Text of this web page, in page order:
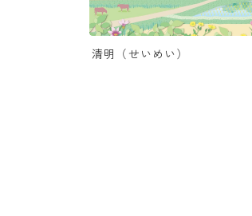
清明（せいめい）